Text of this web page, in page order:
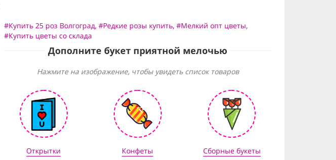
#Купить 25 роз Волгоград, #Редкие розы купить, #Мелкий опт цветы,
#Купить цветы со склада
Дополните букет приятной мелочью
Нажмите на изображение, чтобы увидеть список товаров
Открытки Конфеты Сборные букеты